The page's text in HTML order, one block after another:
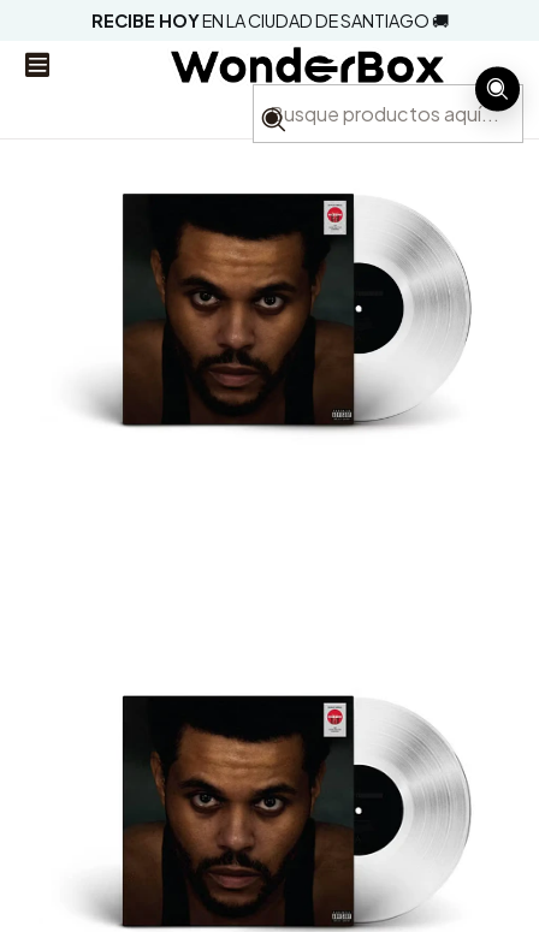
RECIBE HOYEN LA CIUDAD DE SANTIAGO 🚚